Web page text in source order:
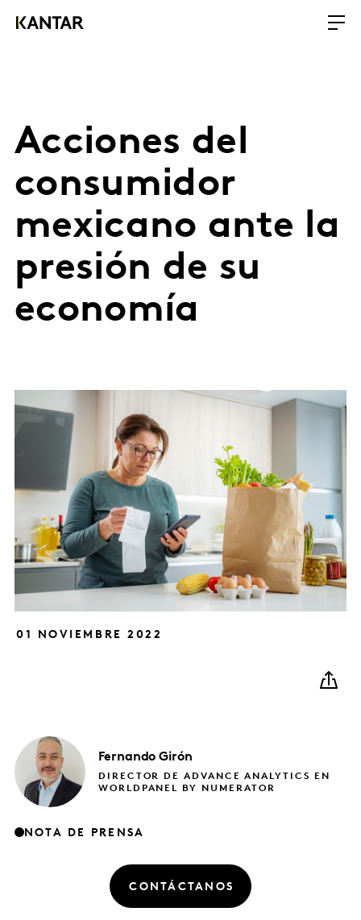
Acciones del
consumidor
mexicano ante la
presión de su
economía
01 NOVIEMBRE 2022
Fernando Girón
DIRECTOR DE ADVANCE ANALYTICS EN
WORLDPANEL BY NUMERATOR
NOTA DE PRENSA
CONTÁCTANOS